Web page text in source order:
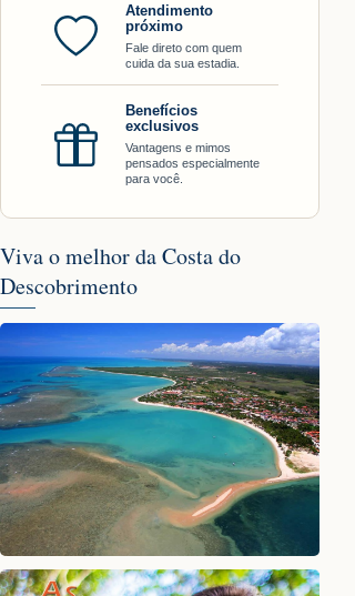
Atendimento
próximo
Fale direto com quem
cuida da sua estadia.
Benefícios
exclusivos
Vantagens e mimos
pensados especialmente
para você.
Viva o melhor da Costa do
Descobrimento